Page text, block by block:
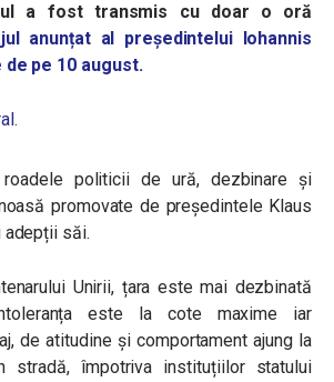
a fost transmis cu doar o oră
anunțat al președintelui Iohannis
pe 10 august.
roadele politicii de ură, dezbinare și
promovate de președintele Klaus
adepții săi.
Unirii, țara este mai dezbinată
este la cote maxime iar
de atitudine și comportament ajung la
stradă, împotriva instituțiilor statului